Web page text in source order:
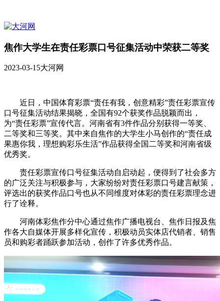
焦作大学生在责任彩票口号征集活动中荣获二等奖
2023-03-15大河网
近日，中国体育彩票“责任有我，创意精彩”责任彩票宣传
口号征集活动结果揭晓，全国有92个获奖作品脱颖而出，
为“责任彩票”宣传代言。河南省有3件作品分别获得一等奖、
二等奖和三等奖。其中来自焦作的大学生小马创作的“责任成
果惠你我，理想购彩乐生活”作品获得全国二等奖和河南省级
优秀奖。
责任彩票宣传口号征集活动自启动起，便得到了社会多方
的广泛关注与积极参与，大家纷纷对责任彩票口号建言献策，
评选出的获奖作品口号也从不同维度对体彩的责任彩票理念进
行了诠释。
河南体彩焦作分中心通过焦作广播电视台、焦作日报及焦
作各大自媒体开展多样化宣传，积极动员实体店代销者、销售
员和购彩者踊跃参加活动，创作了许多优秀作品。